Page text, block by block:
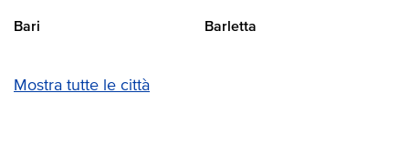
Bari Barletta
Mostra tutte le città